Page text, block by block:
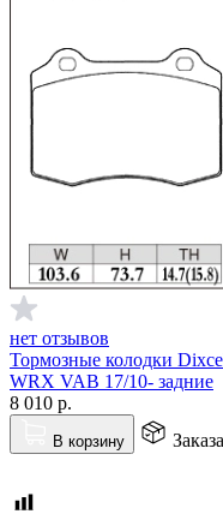
нет отзывов
Тормозные колодки
WRX VAB 17/10- задние
8 010 р.
В корзину